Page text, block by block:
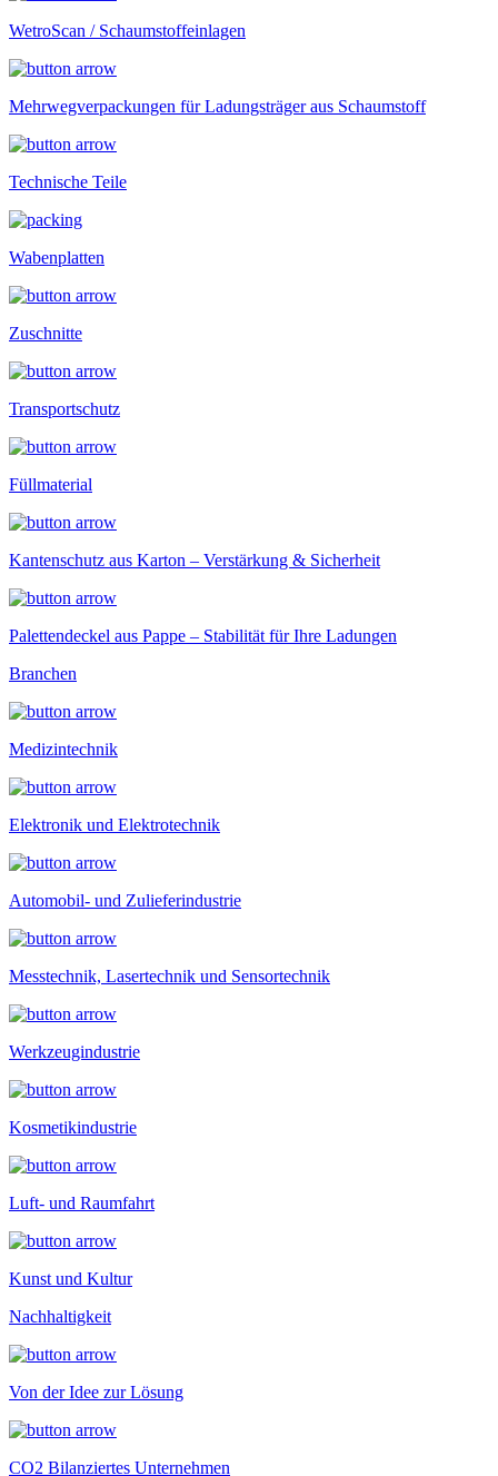
WetroScan / Schaumstoffeinlagen
Mehrwegverpackungen für Ladungsträger aus Schaumstoff
Technische Teile
Wabenplatten
Zuschnitte
Transportschutz
Füllmaterial
Kantenschutz aus Karton – Verstärkung & Sicherheit
Palettendeckel aus Pappe – Stabilität für Ihre Ladungen
Branchen
Medizintechnik
Elektronik und Elektrotechnik
Automobil- und Zulieferindustrie
Messtechnik, Lasertechnik und Sensortechnik
Werkzeugindustrie
Kosmetikindustrie
Luft- und Raumfahrt
Kunst und Kultur
Nachhaltigkeit
Von der Idee zur Lösung
CO2 Bilanziertes Unternehmen